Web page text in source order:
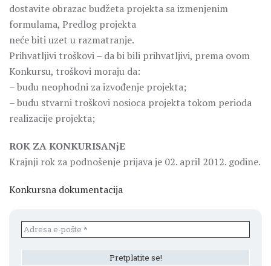
dostavite obrazac budžeta projekta sa izmenjenim
formulama, Predlog projekta
neće biti uzet u razmatranje.
Prihvatljivi troškovi – da bi bili prihvatljivi, prema ovom
Konkursu, troškovi moraju da:
– budu neophodni za izvođenje projekta;
– budu stvarni troškovi nosioca projekta tokom perioda
realizacije projekta;
ROK ZA KONKURISANjE
Krajnji rok za podnošenje prijava je 02. april 2012. godine.
Konkursna dokumentacija